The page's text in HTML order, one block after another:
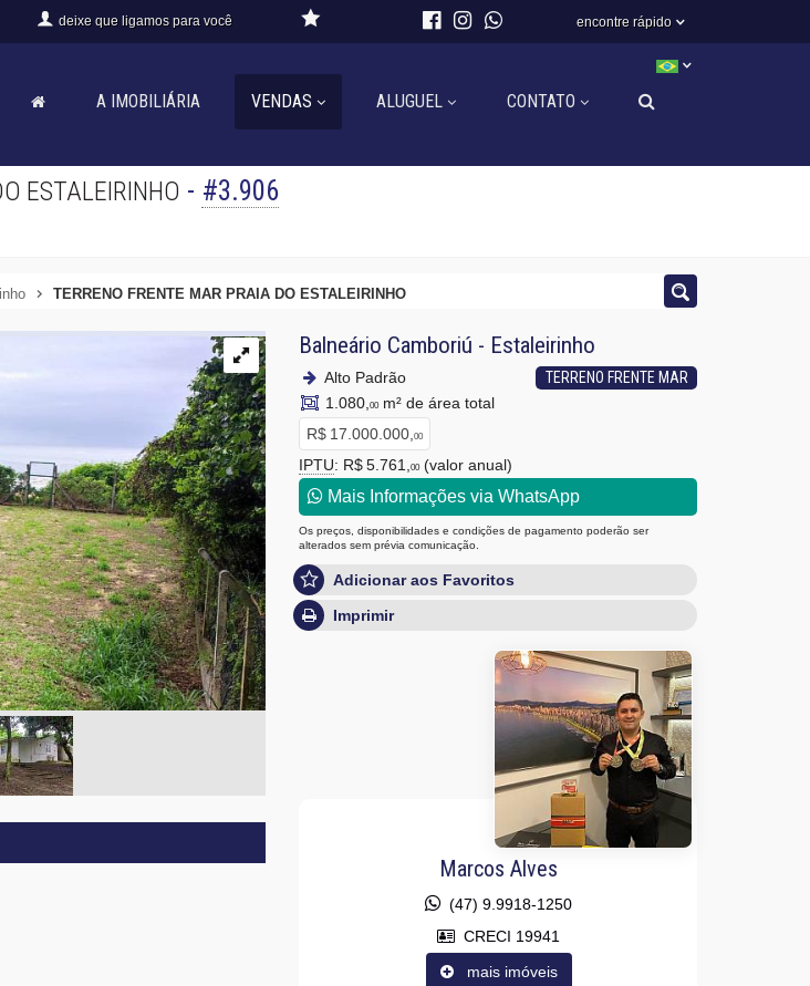
deixe que ligamos para você encontre rápido
A IMOBILIÁRIA VENDAS ALUGUEL CONTATO
ESTALEIRINHO - #3.906
TERRENO FRENTE MAR PRAIA DO ESTALEIRINHO
Balneário Camboriú - Estaleirinho
TERRENO FRENTE MAR
Alto Padrão
1.080, 00m² de área total
R$ 17.000.000, 00
IPTU: R$ 5.761, 00 (valor anual)
Mais Informações via WhatsApp
Os preços, disponibilidades e condições de pagamento poderão ser
alterados sem prévia comunicação.
Adicionar aos Favoritos
Imprimir
Marcos Alves
(47) 9.9918-1250
CRECI 19941
mais imóveis